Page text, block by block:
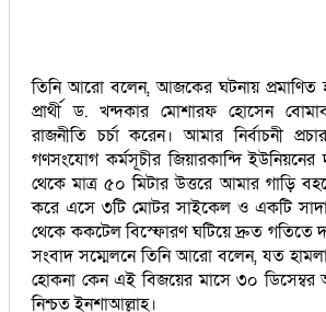
তিনি আরো বলেন, আজকের ঘটনায় প্রমাণিত
প্রার্থী ড. খন্দকার মোশারফ হোসেন
রাজনীতি চর্চা করেন। আমার নির্বাচনী
গণসংযোগ কর্মসূচীর জিয়ারকান্দি ইউনিয়নের
থেকে মাত্র ৫০ মিটার উত্তরে আমার গাড়ি
করে এসে ৩টি মোটর সাইকেল ও একটি সাদা
থেকে ককটেল বিস্ফোরণ ঘটিয়ে দ্রুত গতিতে
সংবাদ সম্মেলনে তিনি আরো বলেন, যত
হোকনা কেন এই বিজয়ের মাসে ৩০ ডিসেম্বর
নিশ্চত ইনশাআল্লাহ।